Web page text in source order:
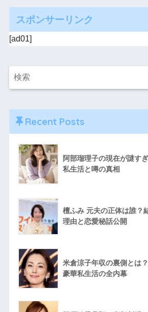
スポンサーリンク
[ad01]
Recent Posts
阿部瑠理子の現在が謎す
私生活と噂の真相
檀ふみ 元夫の正体は誰？
理由と恋愛秘話公開
米倉涼子年収の裏側とは
豪華私生活の全内幕